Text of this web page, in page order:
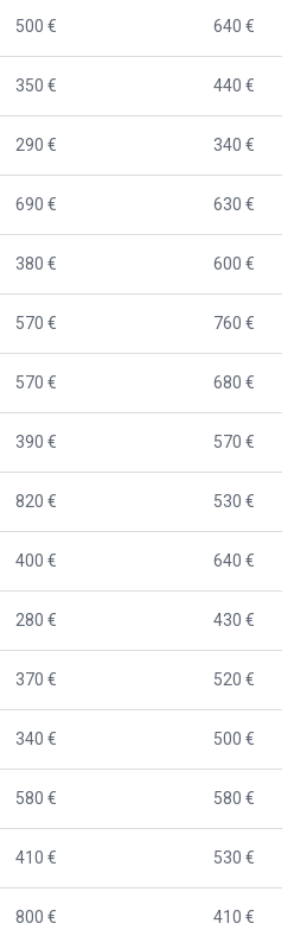
500 € 640 €
350 € 440 €
290 € 340 €
690 € 630 €
380 € 600 €
570 € 760 €
570 € 680 €
390 € 570 €
820 € 530 €
400 € 640 €
280 € 430 €
370 € 520 €
340 € 500 €
580 € 580 €
410 € 530 €
800 € 410 €